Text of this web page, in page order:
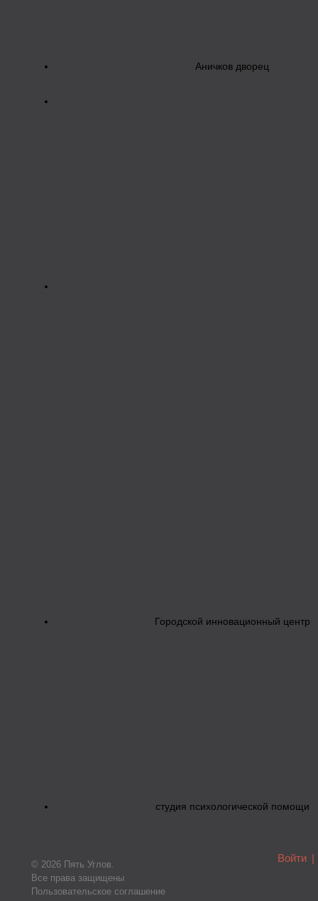
Аничков дворец
Городской инновационный центр
студия психологической помощи
© 2026 Пять Углов.
Все права защищены
Пользовательское соглашение
Войти